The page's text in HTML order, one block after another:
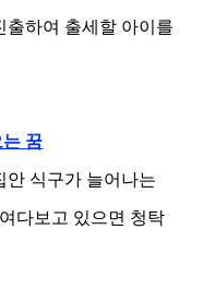
출하여 출세할 아이를
꿈
안 식구가 늘어나는
다보고 있으면 청탁